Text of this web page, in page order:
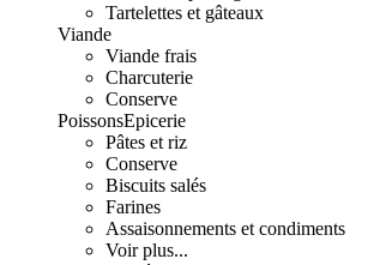
Tartelettes et gâteaux
Viande
Viande frais
Charcuterie
Conserve
PoissonsEpicerie
Pâtes et riz
Conserve
Biscuits salés
Farines
Assaisonnements et condiments
Voir plus...